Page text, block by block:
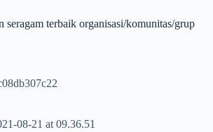
seragam terbaik organisasi/komunitas/grup